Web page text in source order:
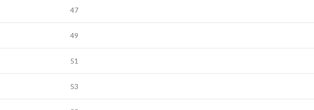
47
49
51
53